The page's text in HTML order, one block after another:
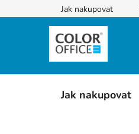
na
Jak nakupovat
Jak nakupovat